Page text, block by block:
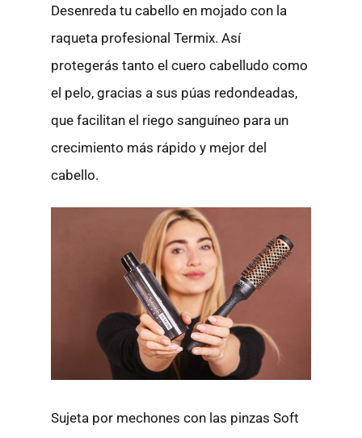
Desenreda tu cabello en mojado con la
raqueta profesional Termix. Así
protegerás tanto el cuero cabelludo como
el pelo, gracias a sus púas redondeadas,
que facilitan el riego sanguíneo para un
crecimiento más rápido y mejor del
cabello.
Sujeta por mechones con las pinzas Soft